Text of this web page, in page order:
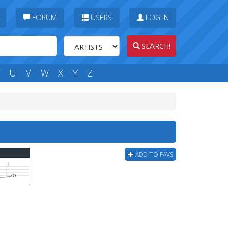
FORUM USERS LOG IN
SEARCH!
U V W X Y Z
ADD TO FAVS